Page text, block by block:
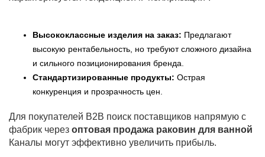
Высококлассные изделия на заказ: Предлагают
высокую рентабельность, но требуют сложного дизайна
и сильного позиционирования бренда.
Стандартизированные продукты: Острая
конкуренция и прозрачность цен.
Для покупателей B2B поиск поставщиков напрямую с
фабрик через оптовая продажа раковин для ванной
Каналы могут эффективно увеличить прибыль.